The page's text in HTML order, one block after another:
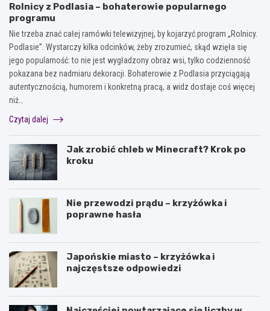
Rolnicy z Podlasia – bohaterowie popularnego
programu
Nie trzeba znać całej ramówki telewizyjnej, by kojarzyć program „Rolnicy.
Podlasie”. Wystarczy kilka odcinków, żeby zrozumieć, skąd wzięła się
jego popularność: to nie jest wygładzony obraz wsi, tylko codzienność
pokazana bez nadmiaru dekoracji. Bohaterowie z Podlasia przyciągają
autentycznością, humorem i konkretną pracą, a widz dostaje coś więcej
niż…
Czytaj dalej
Jak zrobić chleb w Minecraft? Krok po
kroku
Nie przewodzi prądu – krzyżówka i
poprawne hasła
Japońskie miasto – krzyżówka i
najczęstsze odpowiedzi